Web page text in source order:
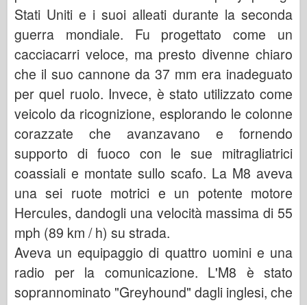
Stati Uniti e i suoi alleati durante la seconda
guerra mondiale. Fu progettato come un
cacciacarri veloce, ma presto divenne chiaro
che il suo cannone da 37 mm era inadeguato
per quel ruolo. Invece, è stato utilizzato come
veicolo da ricognizione, esplorando le colonne
corazzate che avanzavano e fornendo
supporto di fuoco con le sue mitragliatrici
coassiali e montate sullo scafo. La M8 aveva
una sei ruote motrici e un potente motore
Hercules, dandogli una velocità massima di 55
mph (89 km / h) su strada.
Aveva un equipaggio di quattro uomini e una
radio per la comunicazione. L'M8 è stato
soprannominato "Greyhound" dagli inglesi, che